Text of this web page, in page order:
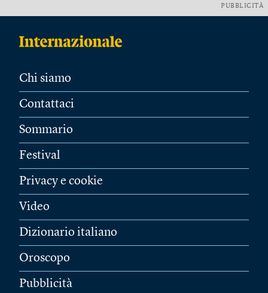
PUBBLICITÀ
Chi siamo
Contattaci
Sommario
Festival
Privacy e cookie
Video
Dizionario italiano
Oroscopo
Pubblicità